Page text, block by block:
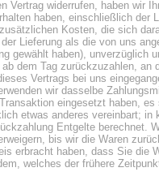
Vertrag widerrufen, haben wir
haben, einschließlich der
Kosten, die sich
Lieferung als die von uns
gewählt haben), unverzüglich
dem Tag zurückzuzahlen, an
Vertrags bei uns
wir dasselbe
eingesetzt haben,
etwas anderes vereinbart; in
Entgelte berechnet.
bis wir die Waren
erbracht haben, dass Sie die
welches der frühere